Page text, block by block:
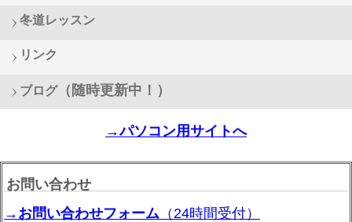
冬道レッスン
リンク
ブログ（随時更新中！）
→パソコン用サイトへ
お問い合わせ
→お問い合わせフォーム （24時間受付）